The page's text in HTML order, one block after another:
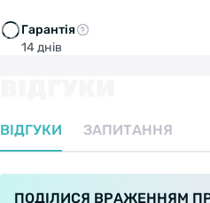
Гарантія
14 днів
ВІДГУКИ ЗАПИТАННЯ
ПОДІЛИСЯ ВРАЖЕННЯМ